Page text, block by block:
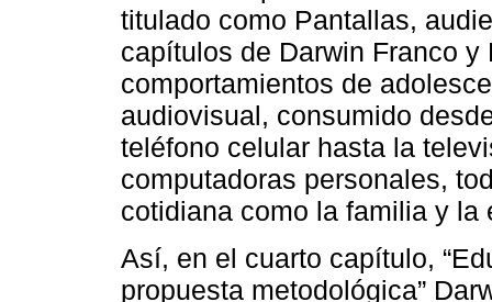
titulado como Pantallas,
capítulos de Darwin Franco
comportamientos de
audiovisual, consumido
teléfono celular hasta la
computadoras personales,
cotidiana como la familia y la
Así, en el cuarto capítulo,
propuesta metodológica”